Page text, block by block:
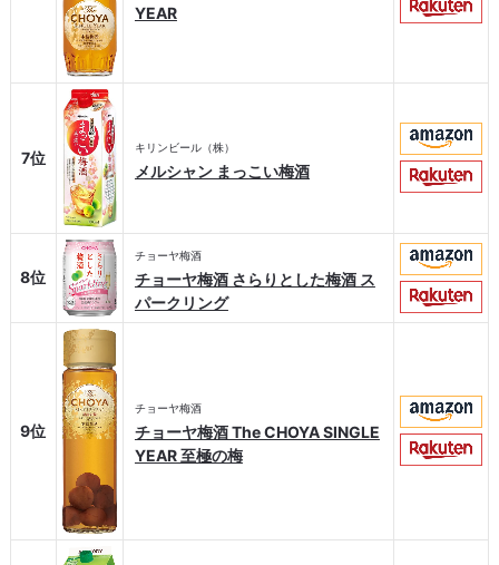
YEAR
7位
キリンビール（株）
メルシャン まっこい梅酒
8位
チョーヤ梅酒
チョーヤ梅酒 さらりとした梅酒 ス
パークリング
9位
チョーヤ梅酒
チョーヤ梅酒 The CHOYA SINGLE
YEAR 至極の梅